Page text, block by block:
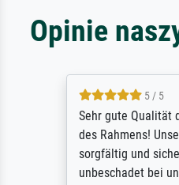
Opinie
5 / 5
Sehr gute Qualität
des Rahmens! Unser
sorgfältig und sicher
unbeschadet bei uns